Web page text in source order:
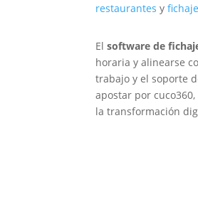
restaurantes y
Elsoftware de
horaria y alinearse
trabajo y el soporte
apostar por
la transformación